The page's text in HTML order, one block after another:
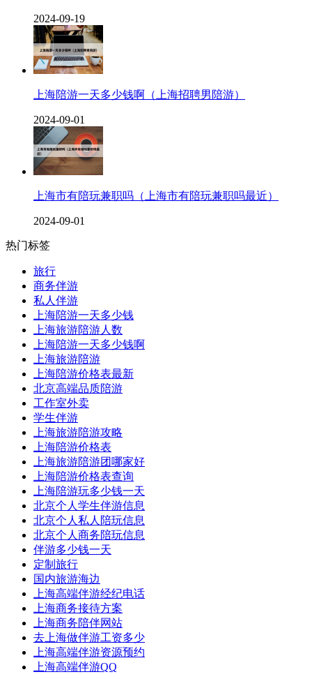
2024-09-19
上海陪游一天多少钱啊（上海招聘男陪游）
2024-09-01
上海市有陪玩兼职吗（上海市有陪玩兼职吗最近）
2024-09-01
热门标签
旅行
商务伴游
私人伴游
上海陪游一天多少钱
上海旅游陪游人数
上海陪游一天多少钱啊
上海旅游陪游
上海陪游价格表最新
北京高端品质陪游
工作室外卖
学生伴游
上海旅游陪游攻略
上海陪游价格表
上海旅游陪游团哪家好
上海陪游价格表查询
上海陪游玩多少钱一天
北京个人学生伴游信息
北京个人私人陪玩信息
北京个人商务陪玩信息
伴游多少钱一天
定制旅行
国内旅游海边
上海高端伴游经纪电话
上海商务接待方案
上海商务陪伴网站
去上海做伴游工资多少
上海高端伴游资源预约
上海高端伴游QQ